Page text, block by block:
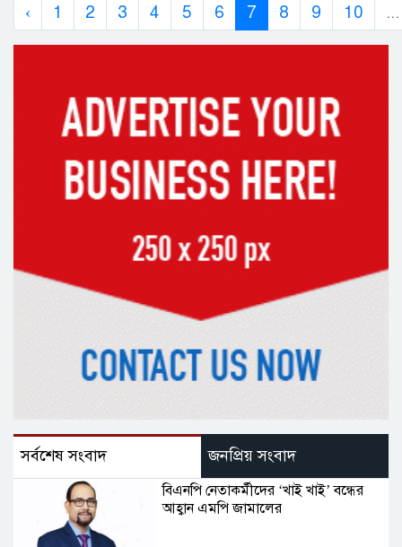
‹ 1 2 3 4 5 6 7 8 9 10 ...
সর্বশেষ সংবাদ জনপ্রিয় সংবাদ
বিএনপি নেতাকর্মীদের ‘খাই খাই’ বন্ধের
আহ্বান এমপি জামালের